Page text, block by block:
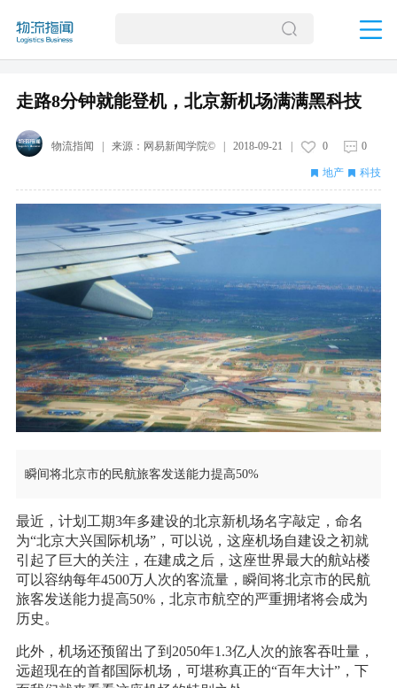
走路8分钟就能登机，北京新机场满满黑科技
物流指闻 | 来源： 网易新闻学院©| 2018-09-21 0 0
地产 科技
瞬间将北京市的民航旅客发送能力提高50%
最近，计划工期3年多建设的北京新机场名字敲定，命名
为“北京大兴国际机场”，可以说，这座机场自建设之初就
引起了巨大的关注，在建成之后，这座世界最大的航站楼
可以容纳每年4500万人次的客流量，瞬间将北京市的民航
旅客发送能力提高50%，北京市航空的严重拥堵将会成为
历史。
此外，机场还预留出了到2050年1.3亿人次的旅客吞吐量，
远超现在的首都国际机场，可堪称真正的“百年大计”，下